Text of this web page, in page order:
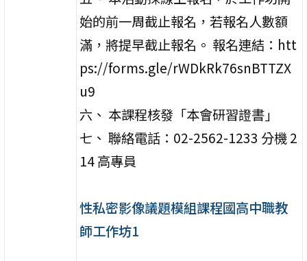
始的前一周截止報名，若報名人數額
滿，將提早截止報名。 報名連結：htt
ps://forms.gle/rWDkRk76snBTTZX
u9
六、 本課程核發「本會研習證書」
七、 聯絡電話：02-2562-1233 分機 2
14 高專員
性私密影像議題模組課程國高中職教
師工作坊1